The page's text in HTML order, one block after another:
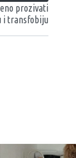
prozivati
i transfobiju